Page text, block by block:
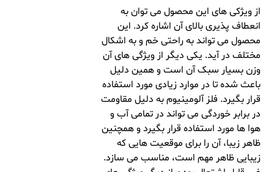
از ویژکی های این محصول می توان به
انعطاف پذیری بالای آن اشاره کرد. این
محصول می تواند به راحتی خم و به اشکال
مختلف در آید. یکی دیگر از ویژگی های آن
وزن بسیار سبک آن است و همین دلیل
باعث شده تا در موارد زیادی مورد استفاده
قرار بگیرد. فلز آلومینیوم به دلیل مقاومت
در برابر خوردگی می تواند در تمامی آب و
هوا ها مورد استفاده قرار بگیرد و همچنین
ظاهر زیبا، آن را برای موقعیت هایی که
زیبایی ظاهر مهم است، مناسب می سازد.